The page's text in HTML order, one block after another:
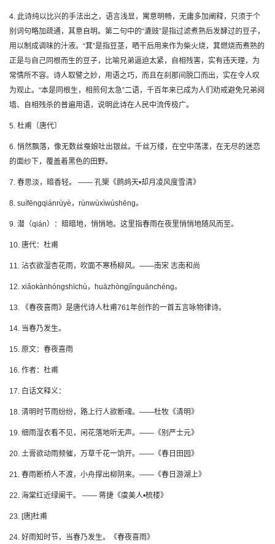
4. 此诗纯以比兴的手法出之，语言浅显，寓意明畅，无庸多加阐释，只须于个
别词句略加疏通，其意自明。第二句中的“漉豉”是指过滤煮熟后发酵过的豆子，
用以制成调味的汁液。“萁”是指豆茎，晒干后用来作为柴火烧，萁燃烧而煮熟的
正是与自己同根而生的豆子，比喻兄弟逼迫太紧，自相残害，实有违天理，为
常情所不容。诗人取譬之妙，用语之巧，而且在刹那间脱口而出，实在令人叹
为观止。“本是同根生，相煎何太急”二语，千百年来已成为人们劝戒避免兄弟阋
墙、自相残杀的普遍用语，说明此诗在人民中流传极广。
5. 杜甫〔唐代〕
6. 悄然飘落，像无数丝蚕娘吐出银丝。千丝万缕，在空中荡漾，在无尽的迷恋
的面纱下，覆盖着黑色的田野。
7. 春思淡，暗香轻。 —— 孔榘《鹧鸪天•却月凌风度雪清》
8. suífēngqiánrùyè，rùnwùxìwúshēng。
9. 潜（qián）：暗暗地，悄悄地。这里指春雨在夜里悄悄地随风而至。
10. 唐代：杜甫
11. 沾衣欲湿杏花雨，吹面不寒杨柳风。——南宋 志南和尚
12. xiǎokànhóngshīchù，huāzhòngjǐnguānchéng。
13. 《春夜喜雨》是唐代诗人杜甫761年创作的一首五言咏物律诗。
14. 当春乃发生。
15. 原文：春夜喜雨
16. 作者：杜甫
17. 白话文释义：
18. 清明时节雨纷纷，路上行人欲断魂。——杜牧《清明》
19. 细雨湿衣看不见，闲花落地听无声。——《别严士元》
20. 土膏欲动雨频催，万草千花一饷开。——《春日田园》
21. 春雨断桥人不渡，小舟撑出柳阴来。——《春日游湖上》
22. 海棠红近绿阑干。 —— 蒋捷《虞美人•梳楼》
23. [唐]杜甫
24. 好雨知时节，当春乃发生。《春夜喜雨》